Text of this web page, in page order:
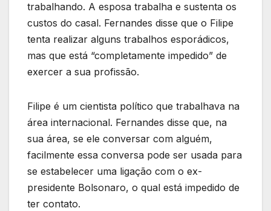
trabalhando. A esposa trabalha e sustenta os
custos do casal. Fernandes disse que o Filipe
tenta realizar alguns trabalhos esporádicos,
mas que está “completamente impedido” de
exercer a sua profissão.
Filipe é um cientista político que trabalhava na
área internacional. Fernandes disse que, na
sua área, se ele conversar com alguém,
facilmente essa conversa pode ser usada para
se estabelecer uma ligação com o ex-
presidente Bolsonaro, o qual está impedido de
ter contato.